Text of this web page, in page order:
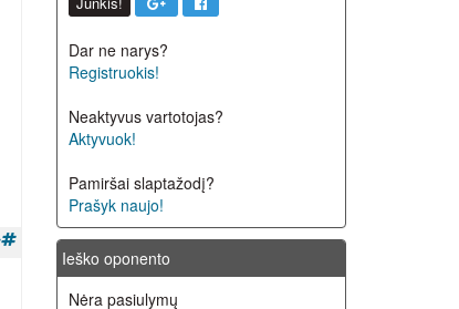
Dar ne narys?
Registruokis!
Neaktyvus vartotojas?
Aktyvuok!
Pamiršai slaptažodį?
Prašyk naujo!
Ieško oponento
Nėra pasiulymų